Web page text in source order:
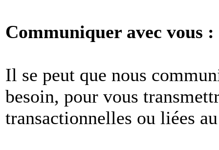
Communiquer avec vous :
Il se peut que nous
besoin, pour vous
transactionnelles ou liées